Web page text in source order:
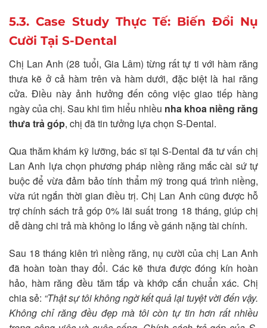
5.3. Case Study Thực Tế: Biến Đổi Nụ
Cười Tại S-Dental
Chị Lan Anh (28 tuổi, Gia Lâm) từng rất tự ti với hàm răng
thưa kẽ ở cả hàm trên và hàm dưới, đặc biệt là hai răng
cửa. Điều này ảnh hưởng đến công việc giao tiếp hàng
ngày của chị. Sau khi tìm hiểu nhiều nha khoa niềng răng
thưa trả góp, chị đã tin tưởng lựa chọn S-Dental.
Qua thăm khám kỹ lưỡng, bác sĩ tại S-Dental đã tư vấn chị
Lan Anh lựa chọn phương pháp niềng răng mắc cài sứ tự
buộc để vừa đảm bảo tính thẩm mỹ trong quá trình niềng,
vừa rút ngắn thời gian điều trị. Chị Lan Anh cũng được hỗ
trợ chính sách trả góp 0% lãi suất trong 18 tháng, giúp chị
dễ dàng chi trả mà không lo lắng về gánh nặng tài chính.
Sau 18 tháng kiên trì niềng răng, nụ cười của chị Lan Anh
đã hoàn toàn thay đổi. Các kẽ thưa được đóng kín hoàn
hảo, hàm răng đều tăm tắp và khớp cắn chuẩn xác. Chị
chia sẻ: “Thật sự tôi không ngờ kết quả lại tuyệt vời đến vậy.
Không chỉ răng đều đẹp mà tôi còn tự tin hơn rất nhiều